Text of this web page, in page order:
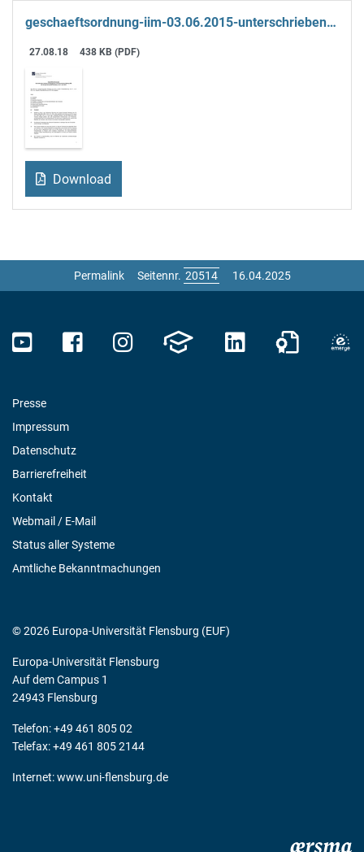
geschaeftsordnung-iim-03.06.2015-unterschrieben-rev.pdf
27.08.18 438 KB (PDF)
Download
Permalink Seitennr. 16.04.2025
Presse
Impressum
Datenschutz
Barrierefreiheit
Kontakt
Webmail / E-Mail
Status aller Systeme
Amtliche Bekanntmachungen
© 2026 Europa-Universität Flensburg (EUF)
Europa-Universität Flensburg
Auf dem Campus 1
24943 Flensburg
Telefon: +49 461 805 02
Telefax: +49 461 805 2144
Internet:www.uni-flensburg.de